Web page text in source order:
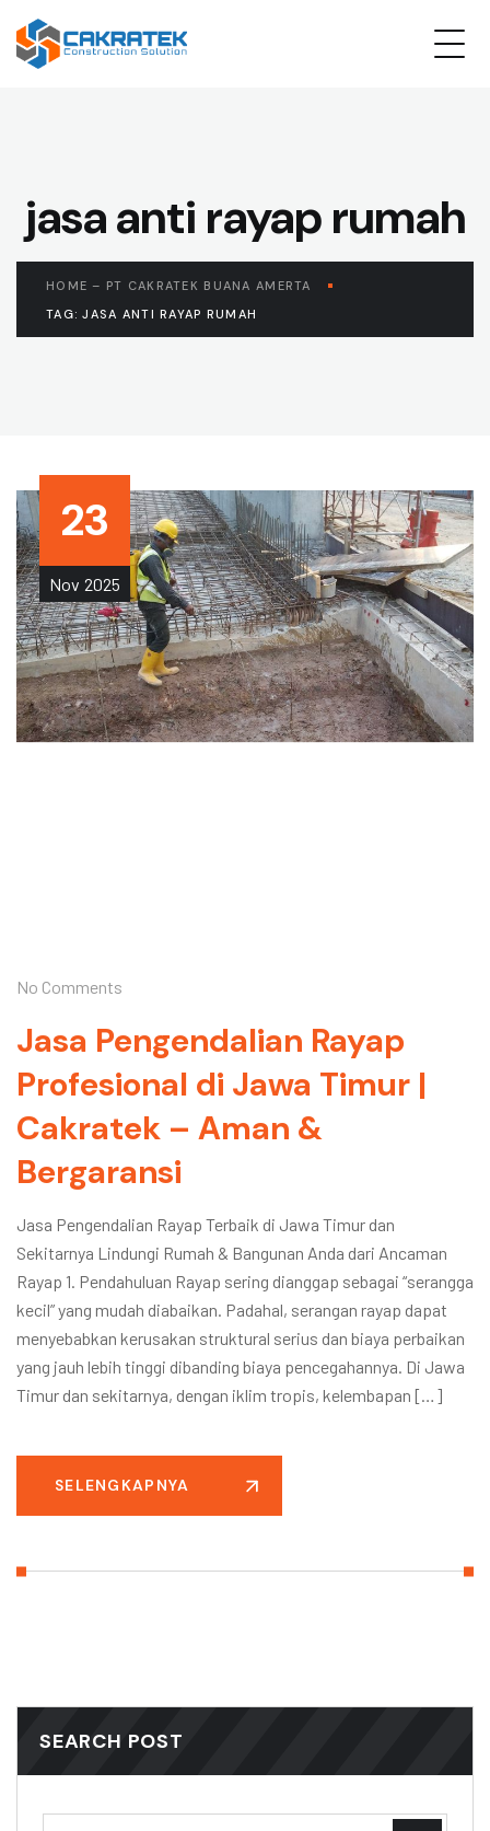
jasa anti rayap rumah
HOME – PT CAKRATEK BUANA AMERTA
TAG: JASA ANTI RAYAP RUMAH
23
Nov 2025
No Comments
Jasa Pengendalian Rayap
Profesional di Jawa Timur |
Cakratek – Aman &
Bergaransi
Jasa Pengendalian Rayap Terbaik di Jawa Timur dan
Sekitarnya Lindungi Rumah & Bangunan Anda dari Ancaman
Rayap 1. Pendahuluan Rayap sering dianggap sebagai “serangga
kecil” yang mudah diabaikan. Padahal, serangan rayap dapat
menyebabkan kerusakan struktural serius dan biaya perbaikan
yang jauh lebih tinggi dibanding biaya pencegahannya. Di Jawa
Timur dan sekitarnya, dengan iklim tropis, kelembapan […]
SELENGKAPNYA
SEARCH POST